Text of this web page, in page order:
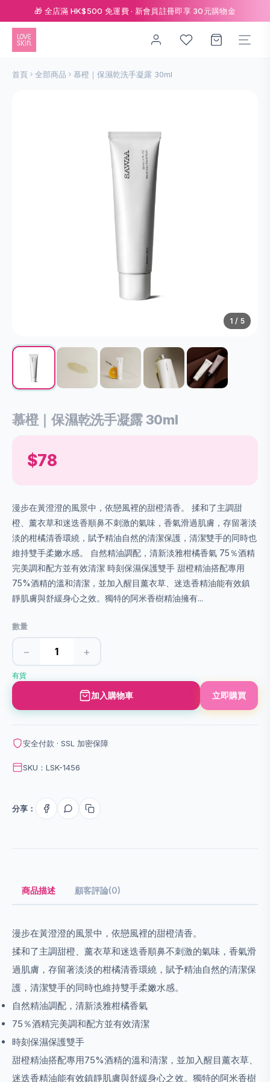
🎁 全店滿 HK$500 免運費 · 新會員註冊即享 30元購物金
首頁 全部商品 慕橙｜保濕乾洗手凝露 30ml
1 / 5
慕橙｜保濕乾洗手凝露 30ml
$78
漫步在黃澄澄的風景中，依戀風裡的甜橙清香。 揉和了主調甜
橙、薰衣草和迷迭香順鼻不刺激的氣味，香氣滑過肌膚，存留著淡
淡的柑橘清香環繞，賦予精油自然的清潔保護，清潔雙手的同時也
維持雙手柔嫩水感。 自然精油調配，清新淡雅柑橘香氣 75％酒精
完美調和配方並有效清潔 時刻保濕保護雙手 甜橙精油搭配專用
75%酒精的溫和清潔，並加入醒目薰衣草、迷迭香精油能有效鎮
靜肌膚與舒緩身心之效。獨特的阿米香樹精油擁有...
數量
− +
有貨
加入購物車 立即購買
安全付款 · SSL 加密保障
SKU：LSK-1456
分享：
商品描述 顧客評論(0)
漫步在黃澄澄的風景中，依戀風裡的甜橙清香。
揉和了主調甜橙、薰衣草和迷迭香順鼻不刺激的氣味，香氣滑
過肌膚，存留著淡淡的柑橘清香環繞，賦予精油自然的清潔保
護，清潔雙手的同時也維持雙手柔嫩水感。
自然精油調配，清新淡雅柑橘香氣
75％酒精完美調和配方並有效清潔
時刻保濕保護雙手
甜橙精油搭配專用75%酒精的溫和清潔，並加入醒目薰衣草、
迷迭香精油能有效鎮靜肌膚與舒緩身心之效。獨特的阿米香樹